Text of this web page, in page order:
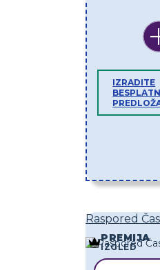
IZRADITE
Raspored
PREMIJA
IZGLED